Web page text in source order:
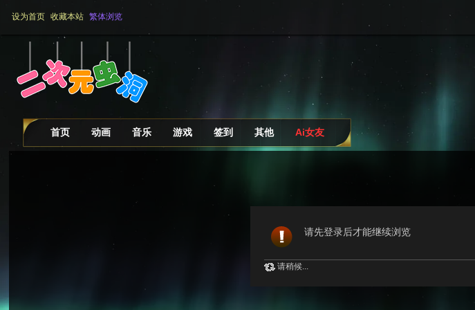
设为首页 收藏本站 繁体浏览
首页 动画 音乐 游戏 签到 其他 Ai女友
请先登录后才能继续浏览
请稍候...